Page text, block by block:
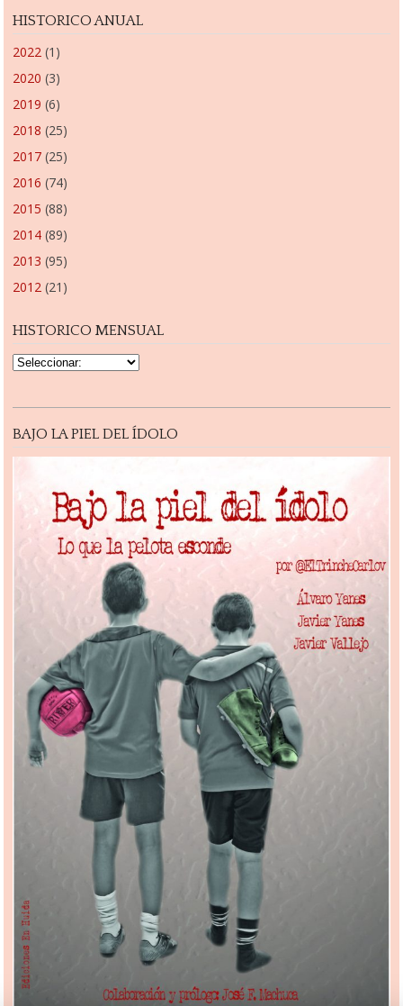
HISTORICO ANUAL
2022 (1)
2020 (3)
2019 (6)
2018 (25)
2017 (25)
2016 (74)
2015 (88)
2014 (89)
2013 (95)
2012 (21)
HISTORICO MENSUAL
BAJO LA PIEL DEL ÍDOLO